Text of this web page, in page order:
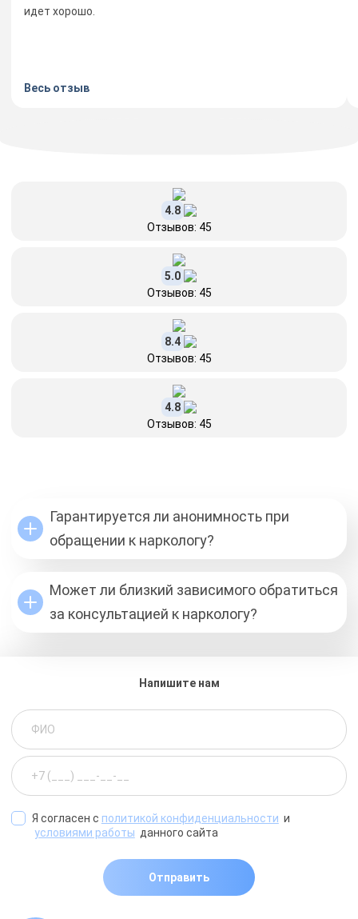
идет хорошо.
Весь отзыв
4.8
Отзывов: 45
5.0
Отзывов: 45
8.4
Отзывов: 45
4.8
Отзывов: 45
Гарантируется ли анонимность при
обращении к наркологу?
Может ли близкий зависимого обратиться
за консультацией к наркологу?
Напишите нам
Я согласен с политикой конфиденциальности и
условиями работы данного сайта
Отправить